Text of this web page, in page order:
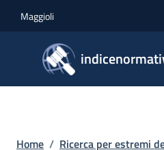
Maggioli
Briciole di pane
Home / Ricerca per estremi